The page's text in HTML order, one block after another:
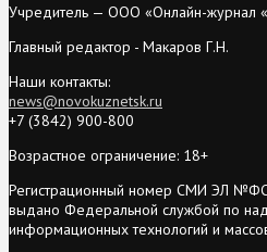
Учредитель — ООО «Онлайн-журнал
Главный редактор - Макаров Г.Н.
Наши контакты:
news@novokuznetsk.ru
+7 (3842) 900-800
Возрастное ограничение: 18+
Регистрационный номер СМИ ЭЛ
выдано Федеральной службой по
информационных технологий и